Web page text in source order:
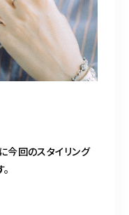
今回のスタイリング